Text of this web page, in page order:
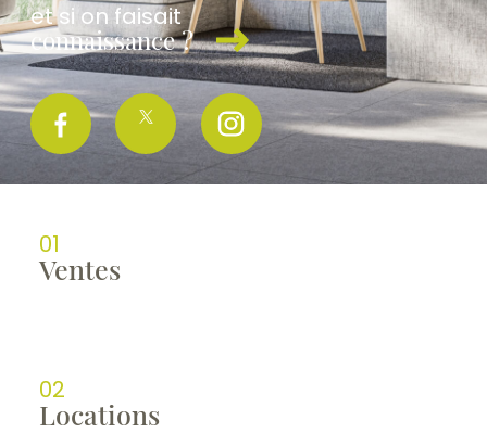
et si on faisait
connaissance ?
01
ventes
02
locations